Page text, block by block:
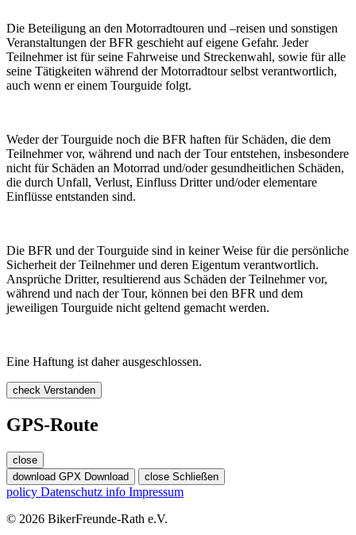
Die Beteiligung an den Motorradtouren und –reisen und sonstigen
Veranstaltungen der BFR geschieht auf eigene Gefahr. Jeder
Teilnehmer ist für seine Fahrweise und Streckenwahl, sowie für alle
seine Tätigkeiten während der Motorradtour selbst verantwortlich,
auch wenn er einem Tourguide folgt.
Weder der Tourguide noch die BFR haften für Schäden, die dem
Teilnehmer vor, während und nach der Tour entstehen, insbesondere
nicht für Schäden an Motorrad und/oder gesundheitlichen Schäden,
die durch Unfall, Verlust, Einfluss Dritter und/oder elementare
Einflüsse entstanden sind.
Die BFR und der Tourguide sind in keiner Weise für die persönliche
Sicherheit der Teilnehmer und deren Eigentum verantwortlich.
Ansprüche Dritter, resultierend aus Schäden der Teilnehmer vor,
während und nach der Tour, können bei den BFR und dem
jeweiligen Tourguide nicht geltend gemacht werden.
Eine Haftung ist daher ausgeschlossen.
check Verstanden
GPS-Route
close
download GPX Download close Schließen
policy Datenschutz info Impressum
© 2026 BikerFreunde-Rath e.V.